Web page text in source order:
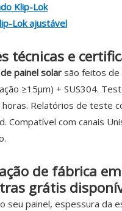
Klip-Lok
Lok ajustável
técnicas e
painel solar são feitos de
≥15μm) + SUS304.
horas. Relatórios de teste
Compatível com canais
de fábrica
grátis
seu painel, espessura da